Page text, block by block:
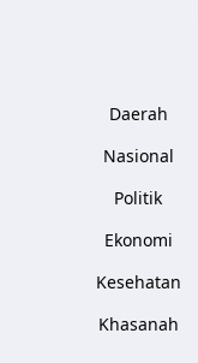
Daerah
Nasional
Politik
Ekonomi
Kesehatan
Khasanah